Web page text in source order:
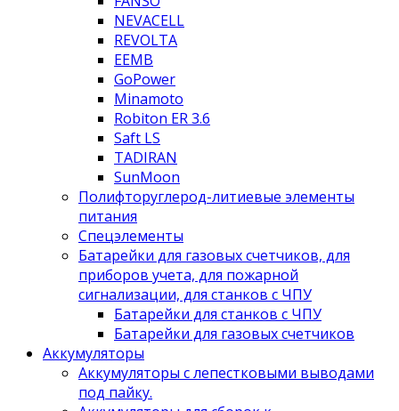
NEVACELL
REVOLTA
EEMB
GoPower
Minamoto
Robiton ER 3.6
Saft LS
TADIRAN
SunMoon
Полифторуглерод-литиевые элементы
питания
Спецэлементы
Батарейки для газовых счетчиков, для
приборов учета, для пожарной
сигнализации, для станков с ЧПУ
Батарейки для станков с ЧПУ
Батарейки для газовых счетчиков
Аккумуляторы
Аккумуляторы с лепестковыми выводами
под пайку.